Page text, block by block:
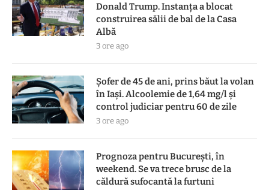
Donald Trump. Instanța a blocat
construirea sălii de bal de la Casa
Albă
3 ore ago
Șofer de 45 de ani, prins băut la volan
în Iași. Alcoolemie de 1,64 mg/l și
control judiciar pentru 60 de zile
3 ore ago
Prognoza pentru București, în
weekend. Se va trece brusc de la
căldură sufocantă la furtuni